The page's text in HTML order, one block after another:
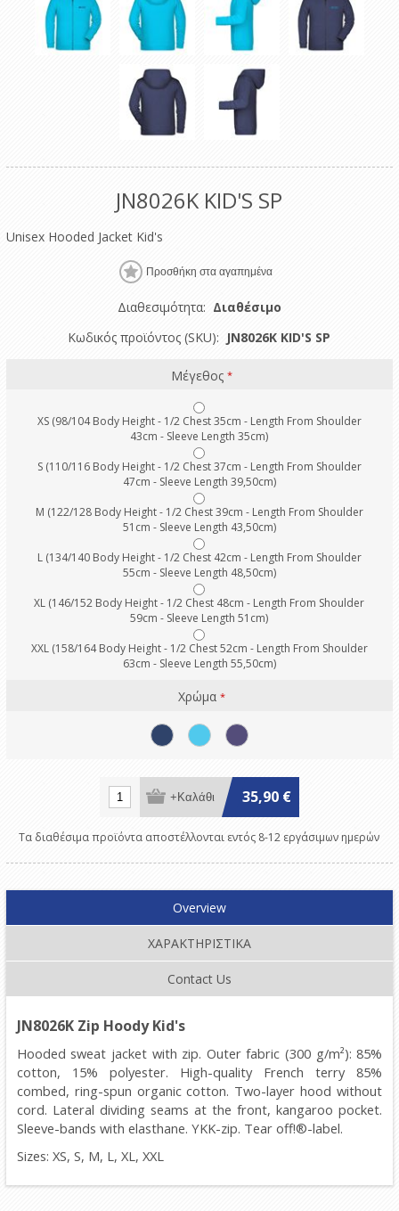
JN8026K KID'S SP
Unisex Hooded Jacket Kid's
Διαθεσιμότητα: Διαθέσιμο
Κωδικός προϊόντος (SKU): JN8026K KID'S SP
Μέγεθος*
XS (98/104 Body Height - 1/2 Chest 35cm - Length From Shoulder
43cm - Sleeve Length 35cm)
S (110/116 Body Height - 1/2 Chest 37cm - Length From Shoulder
47cm - Sleeve Length 39,50cm)
M (122/128 Body Height - 1/2 Chest 39cm - Length From Shoulder
51cm - Sleeve Length 43,50cm)
L (134/140 Body Height - 1/2 Chest 42cm - Length From Shoulder
55cm - Sleeve Length 48,50cm)
XL (146/152 Body Height - 1/2 Chest 48cm - Length From Shoulder
59cm - Sleeve Length 51cm)
XXL (158/164 Body Height - 1/2 Chest 52cm - Length From Shoulder
63cm - Sleeve Length 55,50cm)
Χρώμα*
35,90 €
Τα διαθέσιμα προϊόντα αποστέλλονται εντός 8-12 εργάσιμων ημερών
Overview
ΧΑΡΑΚΤΗΡΙΣΤΙΚΑ
Contact Us
JN8026KZip Hoody Kid's
Hooded sweat jacket with zip. Outer fabric (300 g/m²): 85%
cotton, 15% polyester. High-quality French terry 85%
combed, ring-spun organic cotton. Two-layer hood without
cord. Lateral dividing seams at the front, kangaroo pocket.
Sleeve-bands with elasthane. YKK-zip. Tear off!®-label.
Sizes: XS, S, M, L, XL, XXL